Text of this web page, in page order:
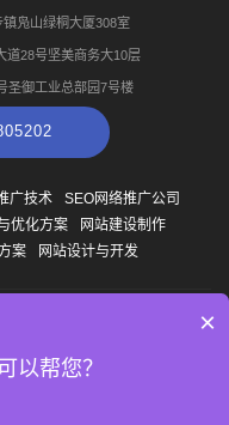
凫山绿桐大厦308室
道28号坚美商务大10层
圣御工业总部园7号楼
广技术
SEO网络推广公司
优化方案
网站建设制作
案 网站设计与开发
聚合
×
以帮您？